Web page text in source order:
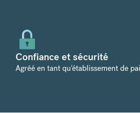
Confiance et sécurité
Agréé en tant qu'établissement de